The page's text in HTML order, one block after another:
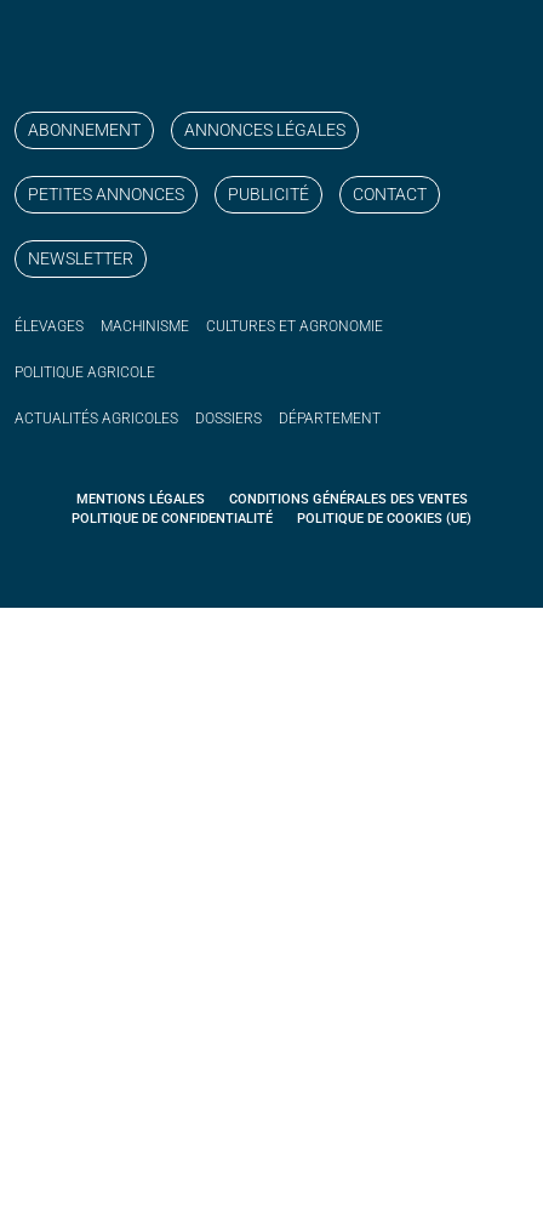
ABONNEMENT ANNONCES LÉGALES
PETITES ANNONCES PUBLICITÉ CONTACT
NEWSLETTER
ÉLEVAGES MACHINISME CULTURES ET AGRONOMIE
POLITIQUE AGRICOLE
ACTUALITÉS AGRICOLES DOSSIERS DÉPARTEMENT
MENTIONS LÉGALES
CONDITIONS GÉNÉRALES DES VENTES
POLITIQUE DE CONFIDENTIALITÉ
POLITIQUE DE COOKIES (UE)